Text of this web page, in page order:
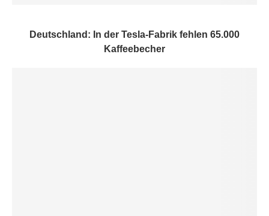
Deutschland: In der Tesla-Fabrik fehlen 65.000
Kaffeebecher